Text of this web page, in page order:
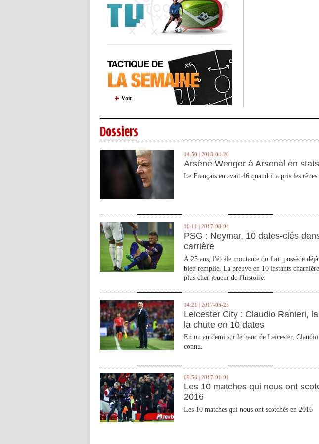
Voir
Dossiers
14:50 | 2018-04-20
Arsène Wenger à Arsenal en stats
Le Français en avait 46 quand il a pris les
10:11 | 2017-08-04
PSG : Neymar, 10 dates-clés
carrière
À 25 ans, l'étoile montante du foot possède
bien remplie. La preuve en 10 instants
plus cher joueur de l'histoire.
14:21 | 2017-03-25
Leicester City : Claudio Ranieri,
la chute en 10 dates
En un an demi sur le banc de Leicester,
connu.
09:56 | 2017-01-01
Les 10 matches qui nous ont
2016
Les 10 matches qui nous ont scotchés en 2016